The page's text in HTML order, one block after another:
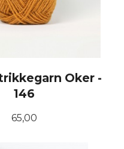
Oker -
146
Pris
65,00